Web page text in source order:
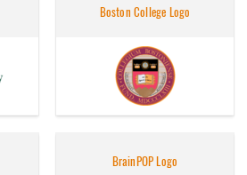
Boston College Logo
BrainPOP Logo